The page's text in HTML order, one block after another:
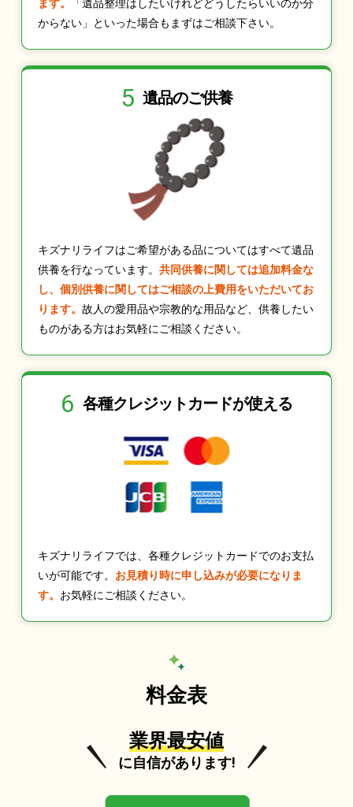
ます。
「遺品整理はしたいけれどどうしたらいいのか分
からない」といった場合もまずはご相談下さい。
5 遺品のご供養
キズナリライフはご希望がある品についてはすべて遺品
供養を行なっています。 共同供養に関しては追加料金な
し、個別供養に関してはご相談の上費用をいただいてお
ります。 故人の愛用品や宗教的な用品など、供養したい
ものがある方はお気軽にご相談ください。
6 各種クレジットカードが使える
キズナリライフでは、各種クレジットカードでのお支払
いが可能です。 お見積り時に申し込みが必要になりま
す。 お気軽にご相談ください。
料金表
業界最安値
に自信があります!